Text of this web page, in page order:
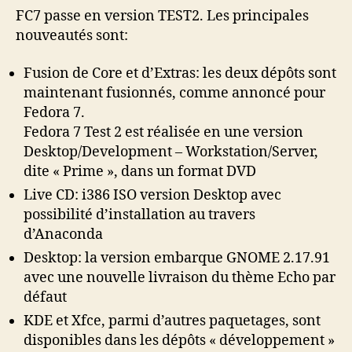
2
FC7 passe en version TEST2. Les principales
nouveautés sont:
Fusion de Core et d’Extras: les deux dépôts sont
maintenant fusionnés, comme annoncé pour
Fedora 7.
Fedora 7 Test 2 est réalisée en une version
Desktop/Development – Workstation/Server,
dite « Prime », dans un format DVD
Live CD: i386 ISO version Desktop avec
possibilité d’installation au travers
d’Anaconda
Desktop: la version embarque GNOME 2.17.91
avec une nouvelle livraison du thème Echo par
défaut
KDE et Xfce, parmi d’autres paquetages, sont
disponibles dans les dépôts « développement »